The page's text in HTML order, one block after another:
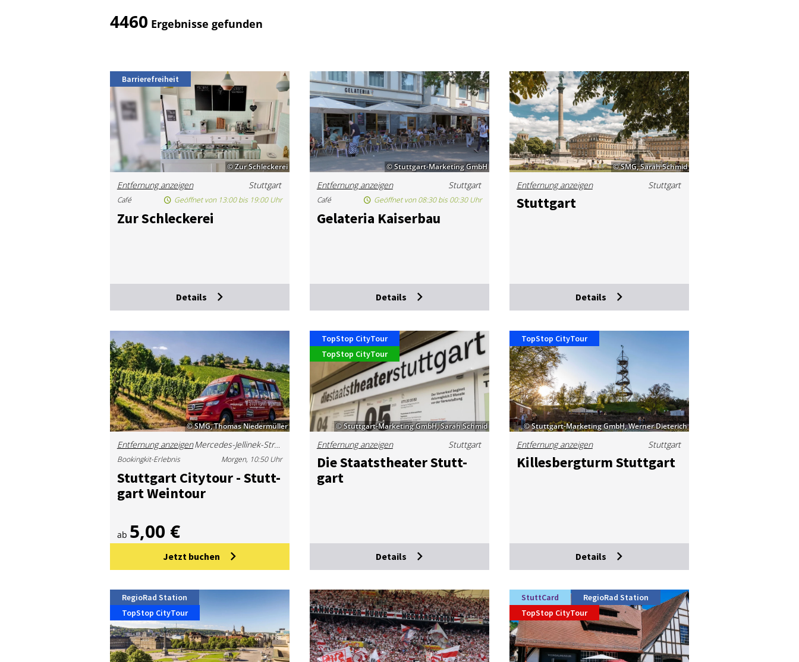
4460 Ergebnisse gefunden
© Zur Schleckerei
Barrierefreiheit
Entfernung anzeigen Stuttgart
Zur Schle­cke­rei
Café Geöffnet von 13:00 bis 19:00 Uhr
Details
© Stuttgart-Marketing GmbH
Entfernung anzeigen Stuttgart
Ge­la­te­ria Kai­ser­bau
Café Geöffnet von 08:30 bis 00:30 Uhr
Details
© SMG, Sarah Schmid
Entfernung anzeigen Stuttgart
Stutt­gart
Details
© SMG, Thomas Niedermüller
Entfernung anzeigen Mercedes-Jellinek-Straße, 70372 Stuttgart, Deutschland
Stutt­gart Ci­ty­tour - Stutt­
gart Wein­tour
Bookingkit-Erlebnis Morgen, 10:50 Uhr
ab 5,00 €
Jetzt buchen
© Stuttgart-Marketing GmbH, Sarah Schmid
TopStop CityTour
TopStop CityTour
Entfernung anzeigen Stuttgart
Die Staats­thea­ter Stutt­
gart
Details
© Stuttgart-Marketing GmbH, Werner Dieterich
TopStop CityTour
Entfernung anzeigen Stuttgart
Kil­les­berg­turm Stutt­gart
Details
RegioRad Station
TopStop CityTour
StuttCard
RegioRad Station
TopStop CityTour